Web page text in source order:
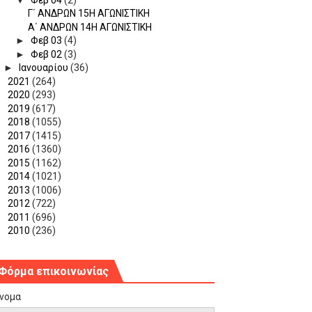
Γ΄ ΑΝΔΡΩΝ 15Η ΑΓΩΝΙΣΤΙΚΗ
Α΄ ΑΝΔΡΩΝ 14Η ΑΓΩΝΙΣΤΙΚΗ
►Φεβ 03(4)
►Φεβ 02(3)
►
Ιανουαρίου(36)
2021 (264)
2020 (293)
2019 (617)
2018 (1055)
2017(1415)
2016 (1360)
2015 (1162)
2014(1021)
2013 (1006)
2012(722)
2011 (696)
2010 (236)
επικοινωνίας